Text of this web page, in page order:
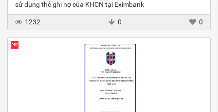
sử dụng thẻ ghi nợ của KHCN tại Eximbank
1232 0 0